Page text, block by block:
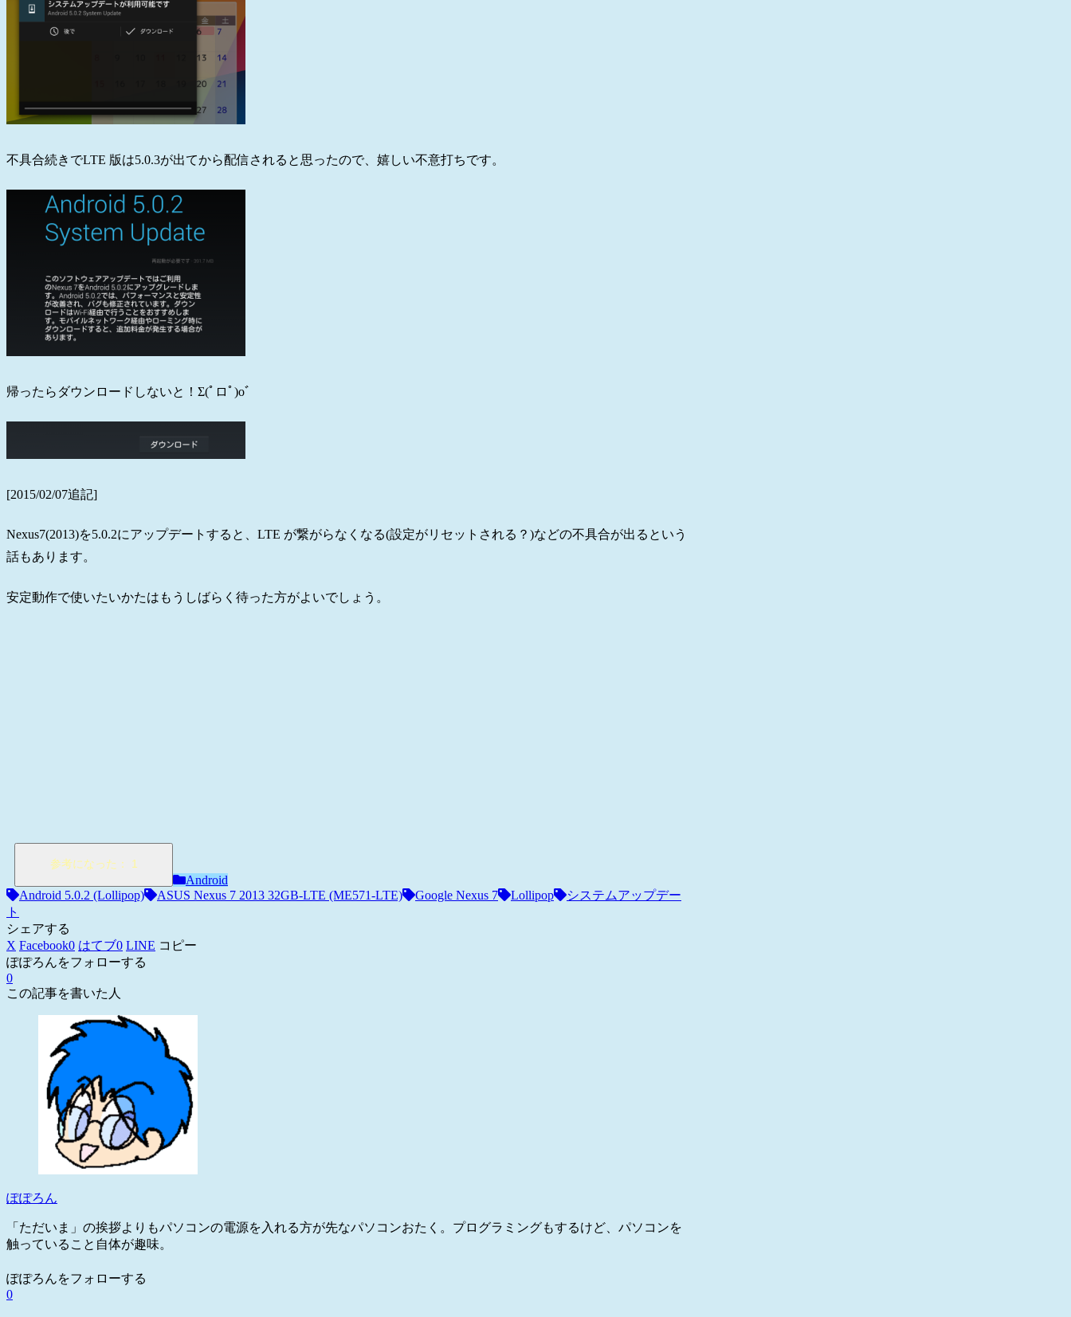
不具合続きでLTE 版は5.0.3が出てから配信されると思ったので、嬉しい不意打ちです。
帰ったらダウンロードしないと！Σ(ﾟロﾟ)oﾞ
[2015/02/07追記]
Nexus7(2013)を5.0.2にアップデートすると、LTE が繋がらなくなる(設定がリセットされる？)などの不具合が出るという
話もあります。
安定動作で使いたいかたはもうしばらく待った方がよいでしょう。
Android
Android 5.0.2 (Lollipop)
ASUS Nexus 7 2013 32GB-LTE (ME571-LTE) Google Nexus 7 Lollipop
システムアップデー
ト
シェアする
X Facebook0 はてブ0 LINE コピー
ぽぽろんをフォローする
0
この記事を書いた人
ぽぽろん
「ただいま」の挨拶よりもパソコンの電源を入れる方が先なパソコンおたく。プログラミングもするけど、パソコンを
触っていること自体が趣味。
ぽぽろんをフォローする
0